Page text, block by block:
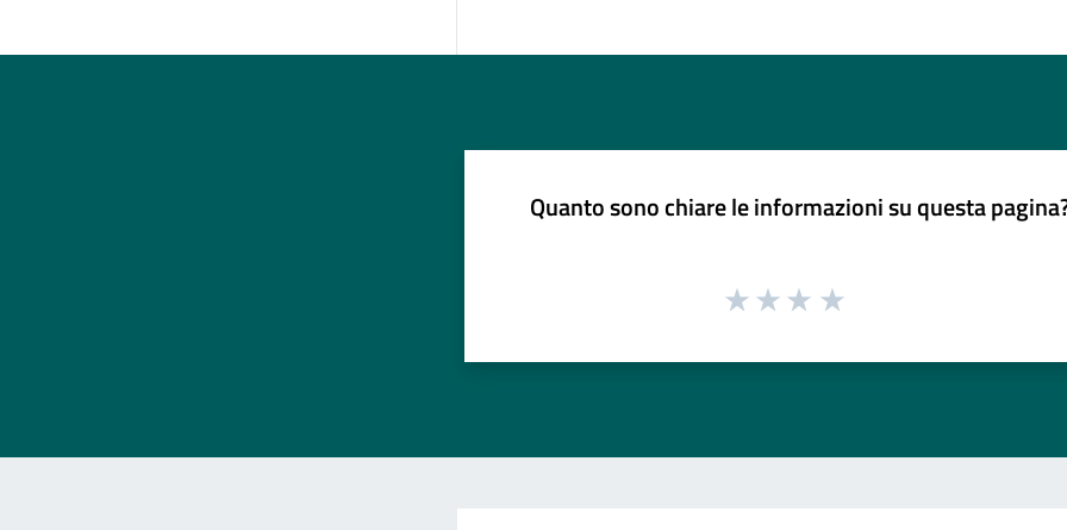
Quanto sono chiare le informazioni su questa